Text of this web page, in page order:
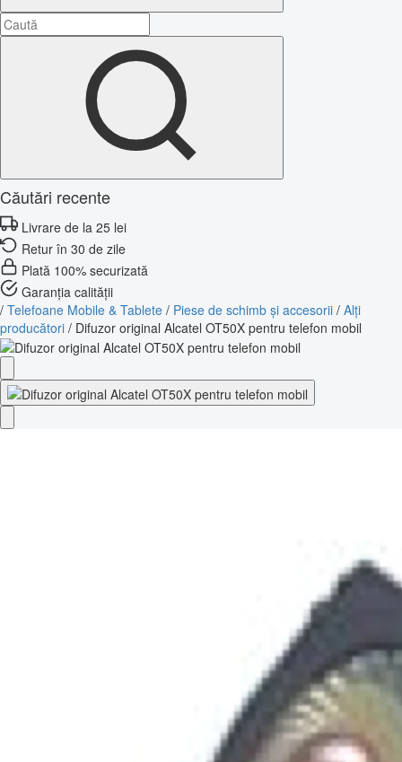
Căutări recente
Livrare de la 25 lei
Retur în 30 de zile
Plată 100% securizată
Garanția calității
/ Telefoane Mobile & Tablete / Piese de schimb și accesorii / Alți
producători / Difuzor original Alcatel OT50X pentru telefon mobil